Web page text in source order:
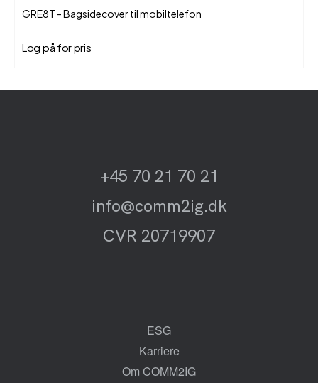
GRE8T - Bagsidecover til mobiltelefon
Log på for pris
+45 70 21 70 21
info@comm2ig.dk
CVR 20719907
ESG
Karriere
Om COMM2IG